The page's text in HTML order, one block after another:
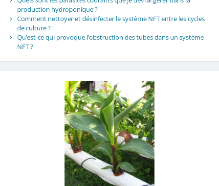
production hydroponique ?
Comment nettoyer et désinfecter le système NFT entre les cycles
de culture ?
Qu’est-ce qui provoque l’obstruction des tubes dans un système
NFT ?